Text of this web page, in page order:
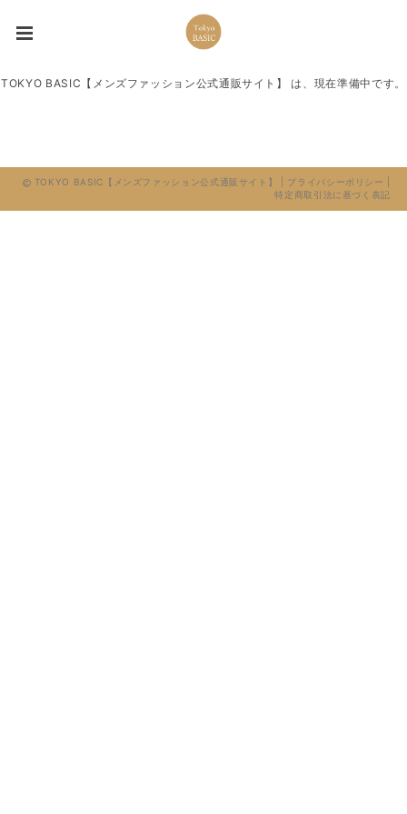
TOKYO BASIC【メンズファッション公式通販サイト】 は、現在準備中です。
TOKYO BASIC【メンズファッション公式通販サイト】 | プライバシーポリシー
特定商取引法に基づく表記